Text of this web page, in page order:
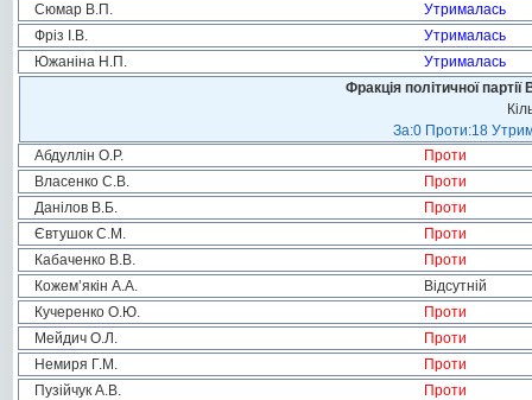
Сюмар В.П.
Утрималась
Фріз І.В.
Утрималась
Южаніна Н.П.
Утрималась
Фракція політичної
За:0 Проти:18
Абдуллін О.Р.
Проти
Власенко С.В.
Проти
Данілов В.Б.
Проти
Євтушок С.М.
Проти
Кабаченко В.В.
Проти
Кожем’якін А.А.
Відсутній
Кучеренко О.Ю.
Проти
Мейдич О.Л.
Проти
Немиря Г.М.
Проти
Пузійчук А.В.
Проти